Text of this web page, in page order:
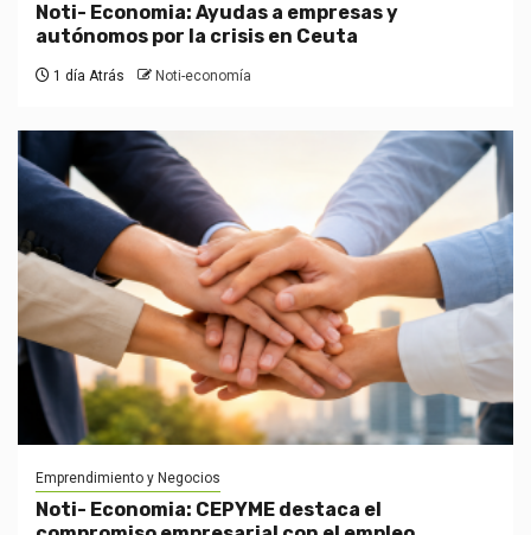
Noti- Economia: Ayudas a empresas y
autónomos por la crisis en Ceuta
1 día Atrás Noti-economía
Emprendimiento y Negocios
Noti- Economia: CEPYME destaca el